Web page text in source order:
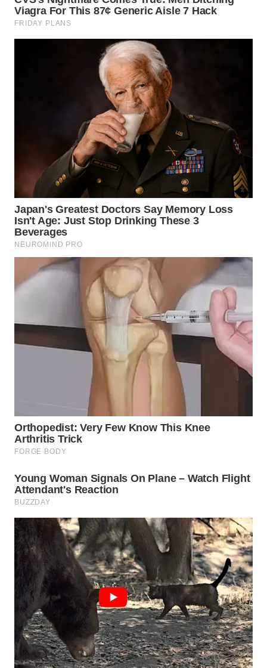
SULSEL
WN
WN
MALUT
WN
DAIRI
WN
DANAU
TOBA
NIAS
TAPANULI
SELATAN
TANJUNG
LESUNG
WN
KARO
WN
SIMALUNGUN
WN
LABUHANBATU
WN
TAPANULI